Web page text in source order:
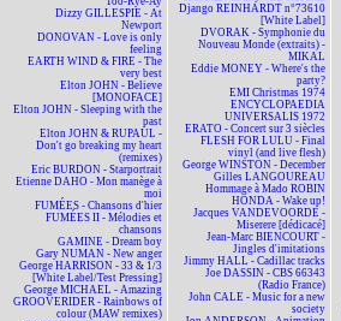
Dizzy GILLESPIE - At
Newport
DONOVAN - Love is only
feeling
EARTH WIND & FIRE - The
very best
Elton JOHN - Believe
[MONOFACE]
Elton JOHN - Sleeping with the
past
Elton JOHN & RUPAUL -
Don't go breaking my heart
(remixes)
Eric BURDON - Starportrait
Etienne DAHO - Mon manège à
moi
FUMÉES - Chansons d'hier
FUMÉES II - Mélodies et
chansons
GAMINE - Dream boy
Gary NUMAN - New anger
George HARRISON - 33 & 1/3
[White Label/Test Pressing]
George MICHAEL - Amazing
GROOVERIDER - Rainbows of
colour (MAW remixes)
Django REINHARDT n°73610
[White Label]
DVORAK - Symphonie du
Nouveau Monde (extraits) -
MIKAL
Eddie MONEY - Where's the
party?
EMI Christmas 1974
ENCYCLOPAEDIA
UNIVERSALIS 1972
ERATO - Concert sur 3 siècles
FLESH FOR LULU - Final
vinyl (and live flesh)
George WINSTON - December
Gilles LANGOUREAU
Hommage à Mado ROBIN
HONDA - Wake up!
Jacques VANDEVOORDE -
Miserere [dédicacé]
Jean-Marc BIENCOURT -
Jingles d'imitations
Jimmy HALL - Cadillac tracks
Joe DASSIN - CBS 66343
(Radio France)
John CALE - Music for a new
society